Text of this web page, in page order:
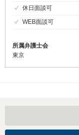
休日面談可
WEB面談可
所属弁護士会
東京